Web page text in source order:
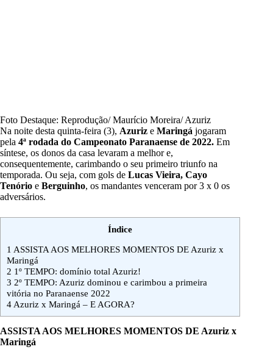
Foto Destaque: Reprodução/ Maurício Moreira/ Azuriz
Na noite desta quinta-feira (3), Azuriz e Maringá jogaram
pela 4ª rodada do Campeonato Paranaense de 2022. Em
síntese, os donos da casa levaram a melhor e,
consequentemente, carimbando o seu primeiro triunfo na
temporada. Ou seja, com gols de Lucas Vieira, Cayo
Tenório e Berguinho, os mandantes venceram por 3 x 0 os
adversários.
Índice
1 ASSISTA AOS MELHORES MOMENTOS DE Azuriz x
Maringá
2 1º TEMPO: domínio total Azuriz!
3 2º TEMPO: Azuriz dominou e carimbou a primeira
vitória no Paranaense 2022
4Azuriz x Maringá – E AGORA?
ASSISTA AOS MELHORES MOMENTOS DE Azuriz x
Maringá